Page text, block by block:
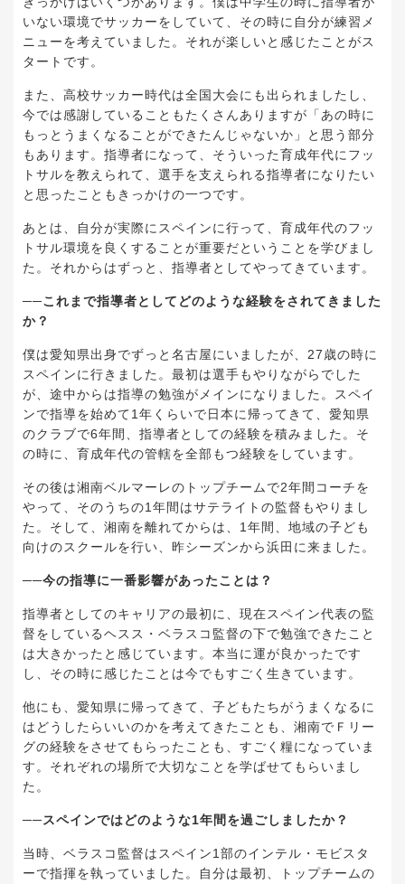
いない環境でサッカーをしていて、その時に自分が練習メ
ニューを考えていました。それが楽しいと感じたことがス
タートです。
また、高校サッカー時代は全国大会にも出られましたし、
今では感謝していることもたくさんありますが「あの時に
もっとうまくなることができたんじゃないか」と思う部分
もあります。指導者になって、そういった育成年代にフッ
トサルを教えられて、選手を支えられる指導者になりたい
と思ったこともきっかけの一つです。
あとは、自分が実際にスペインに行って、育成年代のフッ
トサル環境を良くすることが重要だということを学びまし
た。それからはずっと、指導者としてやってきています。
──これまで指導者としてどのような経験をされてきました
か？
僕は愛知県出身でずっと名古屋にいましたが、27歳の時に
スペインに行きました。最初は選手もやりながらでした
が、途中からは指導の勉強がメインになりました。スペイ
ンで指導を始めて1年くらいで日本に帰ってきて、愛知県
のクラブで6年間、指導者としての経験を積みました。そ
の時に、育成年代の管轄を全部もつ経験をしています。
その後は湘南ベルマーレのトップチームで2年間コーチを
やって、そのうちの1年間はサテライトの監督もやりまし
た。そして、湘南を離れてからは、1年間、地域の子ども
向けのスクールを行い、昨シーズンから浜田に来ました。
──今の指導に一番影響があったことは？
指導者としてのキャリアの最初に、現在スペイン代表の監
督をしているヘスス・ベラスコ監督の下で勉強できたこと
は大きかったと感じています。本当に運が良かったです
し、その時に感じたことは今でもすごく生きています。
他にも、愛知県に帰ってきて、子どもたちがうまくなるに
はどうしたらいいのかを考えてきたことも、湘南でＦリー
グの経験をさせてもらったことも、すごく糧になっていま
す。それぞれの場所で大切なことを学ばせてもらいまし
た。
──スペインではどのような1年間を過ごしましたか？
当時、ベラスコ監督はスペイン1部のインテル・モビスタ
ーで指揮を執っていました。自分は最初、トップチームの